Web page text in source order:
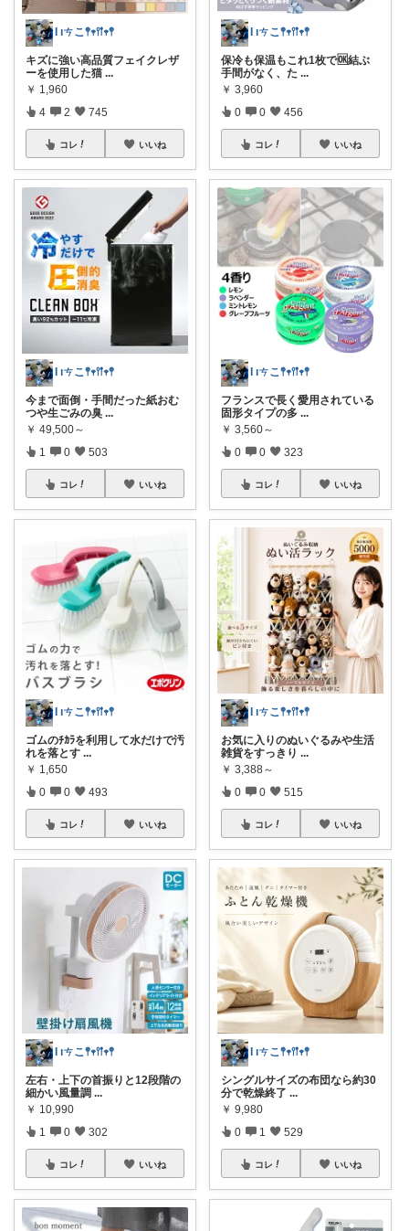
Ɩ ıㄘこ𖤣𖥧𖥣𖡡𖥧𖤣
キズに強い高品質フェイクレザ
ーを使用した猫 ...
￥ 1,960
4 2 745
コレ いいね
Ɩ ıㄘこ𖤣𖥧𖥣𖡡𖥧𖤣
今まで面倒・手間だった紙おむ
つや生ごみの臭 ...
￥ 49,500～
1 0 503
コレ いいね
Ɩ ıㄘこ𖤣𖥧𖥣𖡡𖥧𖤣
ゴムのﾁｶﾗを利用して水だけで汚
れを落とす ...
￥ 1,650
0 0 493
コレ いいね
Ɩ ıㄘこ𖤣𖥧𖥣𖡡𖥧𖤣
左右・上下の首振りと12段階の
細かい風量調 ...
￥ 10,990
1 0 302
コレ いいね
Ɩ ıㄘこ𖤣𖥧𖥣𖡡𖥧𖤣
保冷も保温もこれ1枚で🆗結ぶ
手間がなく、た ...
￥ 3,960
0 0 456
コレ いいね
Ɩ ıㄘこ𖤣𖥧𖥣𖡡𖥧𖤣
フランスで長く愛用されている
固形タイプの多 ...
￥ 3,560～
0 0 323
コレ いいね
Ɩ ıㄘこ𖤣𖥧𖥣𖡡𖥧𖤣
お気に入りのぬいぐるみや生活
雑貨をすっきり ...
￥ 3,388～
0 0 515
コレ いいね
Ɩ ıㄘこ𖤣𖥧𖥣𖡡𖥧𖤣
シングルサイズの布団なら約30
分で乾燥終了 ...
￥ 9,980
0 1 529
コレ いいね